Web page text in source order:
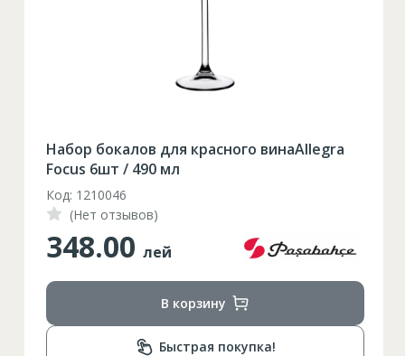
Таблица размеров
2XL 3XL
Marime
Inaltime 164-170
86-96
Circumferinta taliei 74-78
Набор бокалов для красного винаAllegra
Focus 6шт / 490 мл
Код: 1210046
(Нет отзывов)
348.00 лей
В корзину
Быстрая покупка!